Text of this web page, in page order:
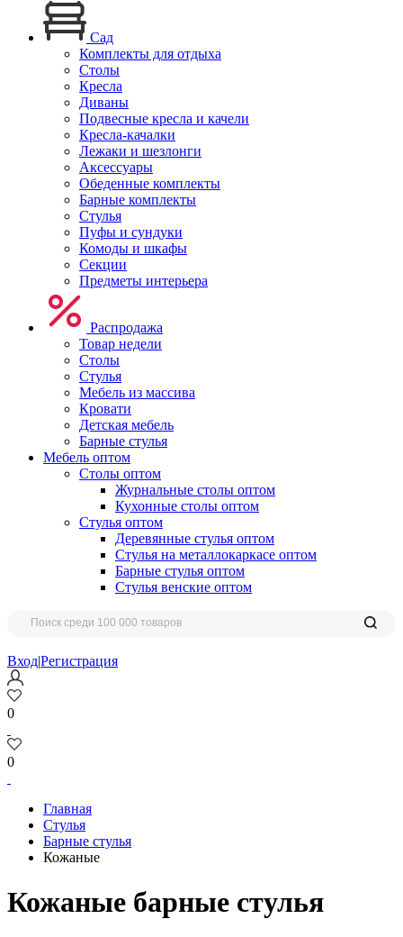
Сад
Комплекты для отдыха
Столы
Кресла
Диваны
Подвесные кресла и качели
Кресла-качалки
Лежаки и шезлонги
Аксессуары
Обеденные комплекты
Барные комплекты
Стулья
Пуфы и сундуки
Комоды и шкафы
Секции
Предметы интерьера
Распродажа
Товар недели
Столы
Стулья
Мебель из массива
Кровати
Детская мебель
Барные стулья
Мебель оптом
Столы оптом
Журнальные столы оптом
Кухонные столы оптом
Стулья оптом
Деревянные стулья оптом
Стулья на металлокаркасе оптом
Барные стулья оптом
Стулья венские оптом
Вход|Регистрация
0
0
Главная
Стулья
Барные стулья
Кожаные
Кожаные барные стулья